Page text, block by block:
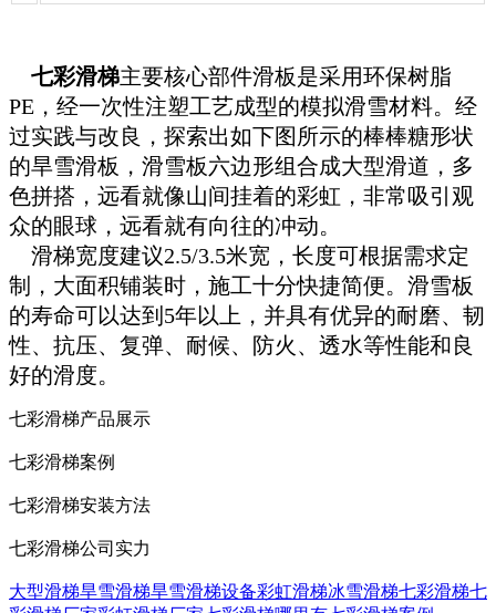
七彩滑梯主要核心部件滑板是采用环保树脂
PE，经一次性注塑工艺成型的模拟滑雪材料。经
过实践与改良，探索出如下图所示的棒棒糖形状
的旱雪滑板，滑雪板六边形组合成大型滑道，多
色拼搭，远看就像山间挂着的彩虹，非常吸引观
众的眼球，远看就有向往的冲动。
滑梯宽度建议2.5/3.5米宽，长度可根据需求定
制，大面积铺装时，施工十分快捷简便。滑雪板
的寿命可以达到5年以上，并具有优异的耐磨、韧
性、抗压、复弹、耐候、防火、透水等性能和良
好的滑度。
七彩滑梯产品展示
七彩滑梯案例
七彩滑梯安装方法
七彩滑梯公司实力
大型滑梯旱雪滑梯旱雪滑梯设备彩虹滑梯冰雪滑梯七彩滑梯七